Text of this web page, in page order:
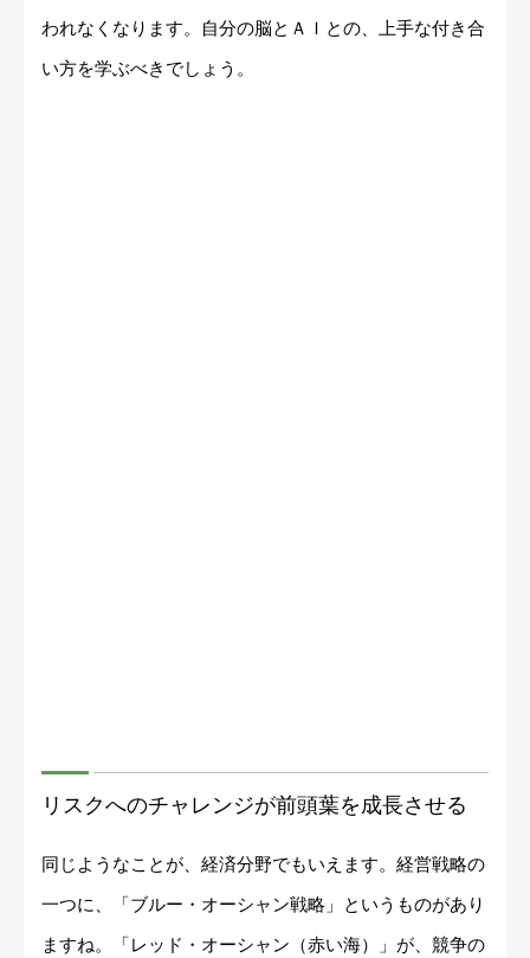
われなくなります。自分の脳とＡＩとの、上手な付き合
い方を学ぶべきでしょう。
リスクへのチャレンジが前頭葉を成長させる
同じようなことが、経済分野でもいえます。経営戦略の
一つに、「ブルー・オーシャン戦略」というものがあり
ますね。「レッド・オーシャン（赤い海）」が、競争の